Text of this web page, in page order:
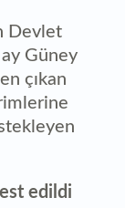
Devlet
ay Güney
çıkan
edildi